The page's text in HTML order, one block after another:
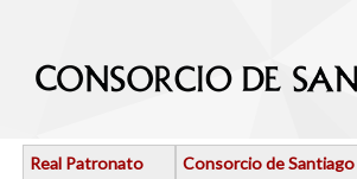
Real Patronato Consorcio de Santiago